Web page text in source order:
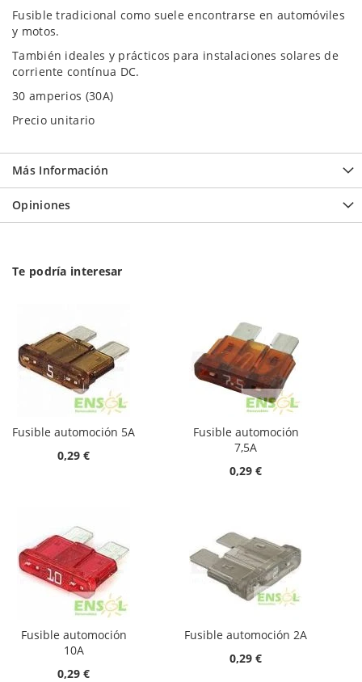
Fusible tradicional como suele encontrarse en automóviles
y motos.
También ideales y prácticos para instalaciones solares de
corriente contínua DC.
30 amperios (30A)
Precio unitario
Más Información
Opiniones
Te podría interesar
Fusible automoción 5A
0,29 €
Fusible automoción
7,5A
0,29 €
Fusible automoción
10A
0,29 €
Fusible automoción 2A
0,29 €